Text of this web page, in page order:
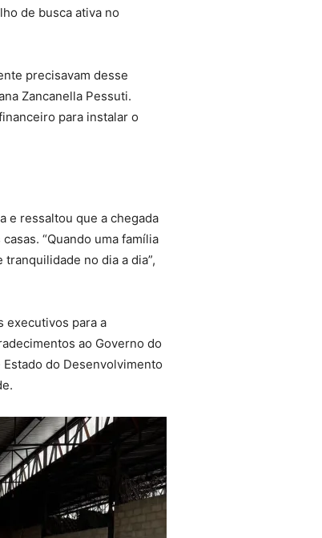
de busca ativa no
precisavam desse
Zancanella Pessuti.
para instalar o
e ressaltou que a chegada
“Quando uma família
no dia a dia”,
executivos para a
ao Governo do
do Desenvolvimento